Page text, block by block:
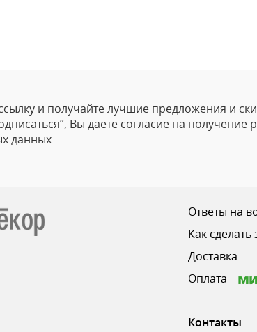
и получайте лучшие предложения и
Вы даете согласие на получение
данных
Ответы на
Как сделать
Доставка
Оплата
Контакты